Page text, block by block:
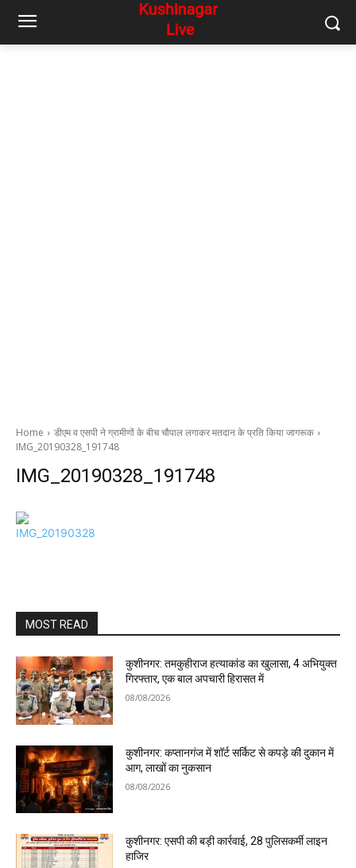
Home
डीएम व एसपी ने ग्रामीणों के बीच चौपाल लगाकर मतदान के प्रति किया जागरूक
IMG_20190328_191748
IMG_20190328_191748
MOST READ
कुशीनगर: तमकुहीराज हत्याकांड का खुलासा, 4 अभियुक्त
गिरफ्तार, एक बाल अपचारी हिरासत में
08/08/2026
कुशीनगर: कप्तानगंज में शॉर्ट सर्किट से कपड़े की दुकान में
आग, लाखों का नुकसान
08/08/2026
कुशीनगर: एसपी की बड़ी कार्रवाई, 28 पुलिसकर्मी लाइन
हाजिर